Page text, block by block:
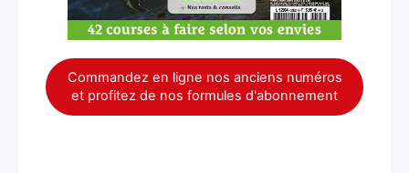
Commandez en ligne nos anciens numéros
et profitez de nos formules d'abonnement